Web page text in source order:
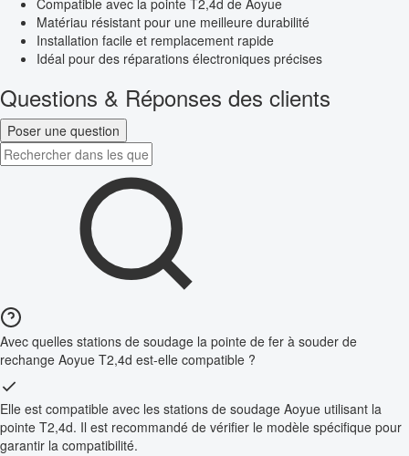
Compatible avec la pointe T2,4d de Aoyue
Matériau résistant pour une meilleure durabilité
Installation facile et remplacement rapide
Idéal pour des réparations électroniques précises
Questions & Réponses des clients
Poser une question
Avec quelles stations de soudage la pointe de fer à souder de
rechange Aoyue T2,4d est-elle compatible ?
Elle est compatible avec les stations de soudage Aoyue utilisant la
pointe T2,4d. Il est recommandé de vérifier le modèle spécifique pour
garantir la compatibilité.